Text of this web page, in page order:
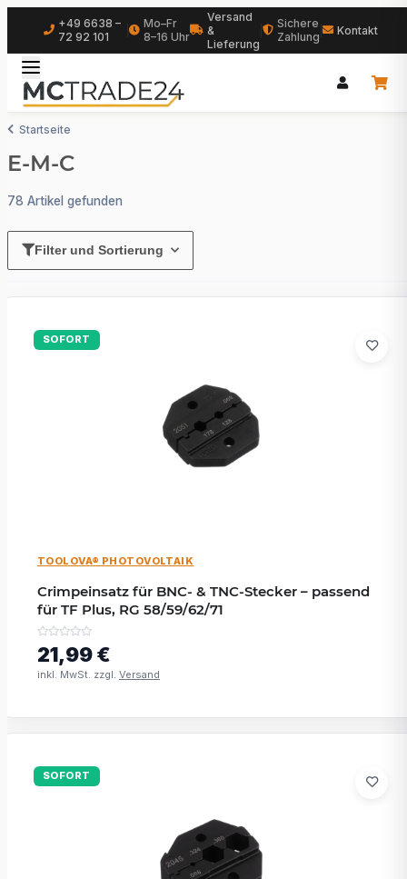
+49 6638 –
72 92 101
Mo–Fr
8–16 Uhr
Versand
&
Lieferung
Sichere
Zahlung
Kontakt
Startseite
E-M-C
78 Artikel gefunden
Filter und Sortierung
SOFORT
TOOLOVA® PHOTOVOLTAIK
Crimpeinsatz für BNC- & TNC-Stecker – passend
für TF Plus, RG 58/59/62/71
21,99 €
inkl. MwSt. zzgl. Versand
SOFORT